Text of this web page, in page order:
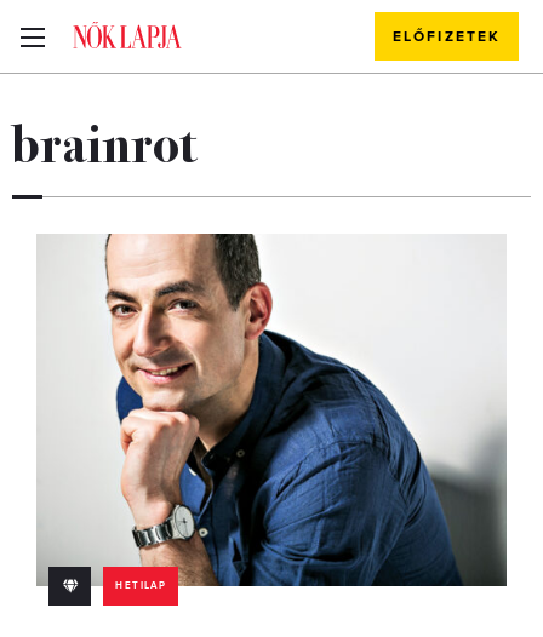
ELŐFIZETEK
brainrot
HETILAP